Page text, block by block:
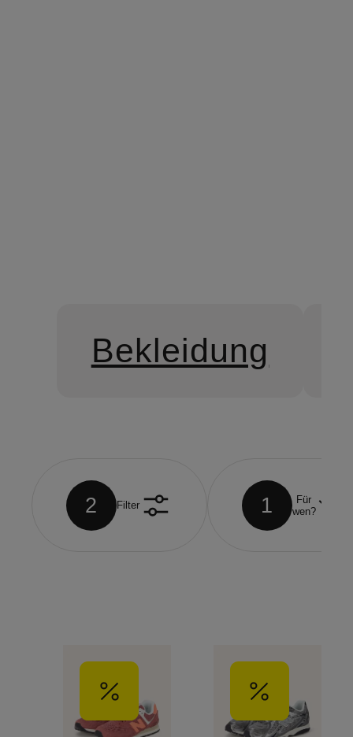
Bekleidung
2 Filter 1
Für
wen?